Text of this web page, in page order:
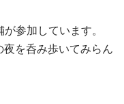
参加しています。
を呑み歩いてみらん